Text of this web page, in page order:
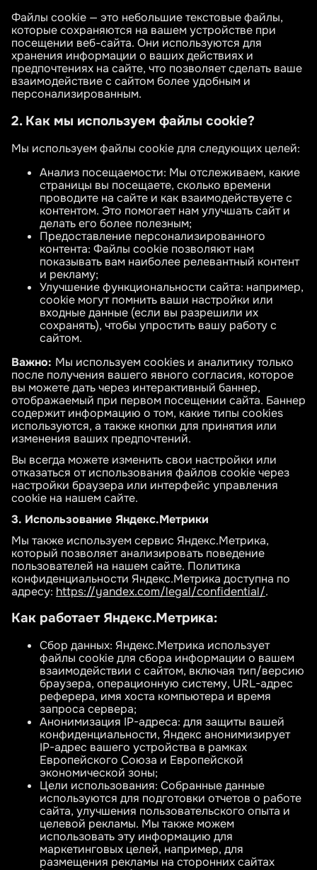
Файлы cookie — это небольшие текстовые файлы,
которые сохраняются на вашем устройстве при
посещении веб-сайта. Они используются для
хранения информации о ваших действиях и
предпочтениях на сайте, что позволяет сделать ваше
взаимодействие с сайтом более удобным и
персонализированным.
2. Как мы используем файлы cookie?
Мы используем файлы cookie для следующих целей:
Анализ посещаемости: Мы отслеживаем, какие
страницы вы посещаете, сколько времени
проводите на сайте и как взаимодействуете с
контентом. Это помогает нам улучшать сайт и
делать его более полезным;
Предоставление персонализированного
контента: Файлы cookie позволяют нам
показывать вам наиболее релевантный контент
и рекламу;
Улучшение функциональности сайта: например,
cookie могут помнить ваши настройки или
входные данные (если вы разрешили их
сохранять), чтобы упростить вашу работу с
сайтом.
Важно: Мы используем cookies и аналитику только
после получения вашего явного согласия, которое
вы можете дать через интерактивный баннер,
отображаемый при первом посещении сайта. Баннер
содержит информацию о том, какие типы cookies
используются, а также кнопки для принятия или
изменения ваших предпочтений.
Вы всегда можете изменить свои настройки или
отказаться от использования файлов cookie через
настройки браузера или интерфейс управления
cookie на нашем сайте.
3. Использование Яндекс.Метрики
Мы также используем сервис Яндекс.Метрика,
который позволяет анализировать поведение
пользователей на нашем сайте. Политика
конфиденциальности Яндекс.Метрика доступна по
адресу: https://yandex.com/legal/confidential/.
Как работает Яндекс.Метрика:
Сбор данных: Яндекс.Метрика использует
файлы cookie для сбора информации о вашем
взаимодействии с сайтом, включая тип/версию
браузера, операционную систему, URL-адрес
реферера, имя хоста компьютера и время
запроса сервера;
Анонимизация IP-адреса: для защиты вашей
конфиденциальности, Яндекс анонимизирует
IP-адрес вашего устройства в рамках
Европейского Союза и Европейской
экономической зоны;
Цели использования: Собранные данные
используются для подготовки отчетов о работе
сайта, улучшения пользовательского опыта и
целевой рекламы. Мы также можем
использовать эту информацию для
маркетинговых целей, например, для
размещения рекламы на сторонних сайтах